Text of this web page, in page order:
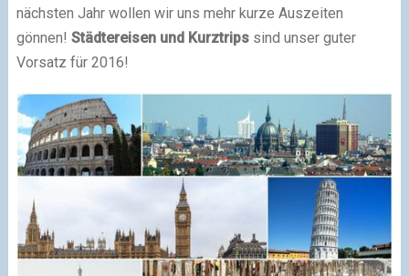
nächsten Jahr wollen wir uns mehr kurze Auszeiten
gönnen! Städtereisen und Kurztripssind unser guter
Vorsatz für 2016!